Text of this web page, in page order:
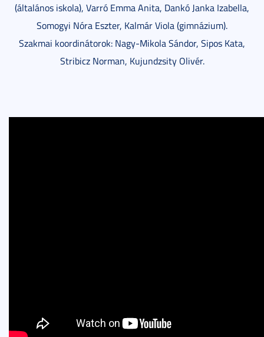
(általános iskola), Varró Emma Anita, Dankó Janka Izabella,
Somogyi Nóra Eszter, Kalmár Viola (gimnázium).
Szakmai koordinátorok: Nagy-Mikola Sándor, Sipos Kata,
Stribicz Norman, Kujundzsity Olivér.